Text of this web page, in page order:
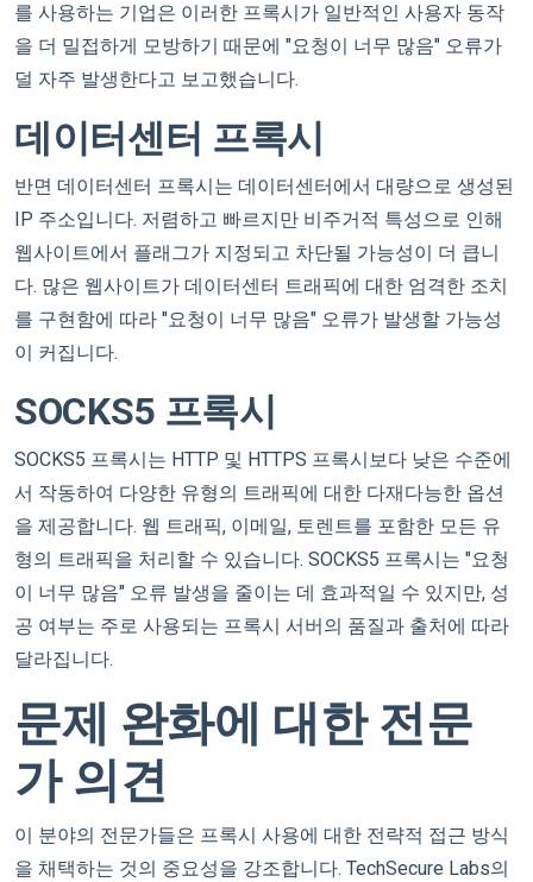
를 사용하는 기업은 이러한 프록시가 일반적인 사용자 동작
을 더 밀접하게 모방하기 때문에 "요청이 너무 많음" 오류가
덜 자주 발생한다고 보고했습니다.
데이터센터 프록시
반면 데이터센터 프록시는 데이터센터에서 대량으로 생성된
IP 주소입니다. 저렴하고 빠르지만 비주거적 특성으로 인해
웹사이트에서 플래그가 지정되고 차단될 가능성이 더 큽니
다. 많은 웹사이트가 데이터센터 트래픽에 대한 엄격한 조치
를 구현함에 따라 "요청이 너무 많음" 오류가 발생할 가능성
이 커집니다.
SOCKS5 프록시
SOCKS5 프록시는 HTTP 및 HTTPS 프록시보다 낮은 수준에
서 작동하여 다양한 유형의 트래픽에 대한 다재다능한 옵션
을 제공합니다. 웹 트래픽, 이메일, 토렌트를 포함한 모든 유
형의 트래픽을 처리할 수 있습니다. SOCKS5 프록시는 "요청
이 너무 많음" 오류 발생을 줄이는 데 효과적일 수 있지만, 성
공 여부는 주로 사용되는 프록시 서버의 품질과 출처에 따라
달라집니다.
문제 완화에 대한 전문
가 의견
이 분야의 전문가들은 프록시 사용에 대한 전략적 접근 방식
을 채택하는 것의 중요성을 강조합니다. TechSecure Labs의